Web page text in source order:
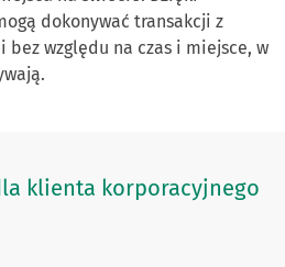
dokonywać transakcji z
względu na czas i miejsce, w
klienta korporacyjnego